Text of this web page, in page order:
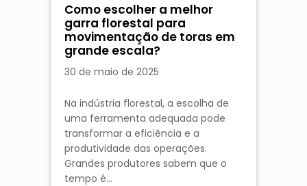
Como escolher a melhor
garra florestal para
movimentação de toras em
grande escala?
30 de maio de 2025
Na indústria florestal, a escolha de
uma ferramenta adequada pode
transformar a eficiência e a
produtividade das operações.
Grandes produtores sabem que o
tempo é…